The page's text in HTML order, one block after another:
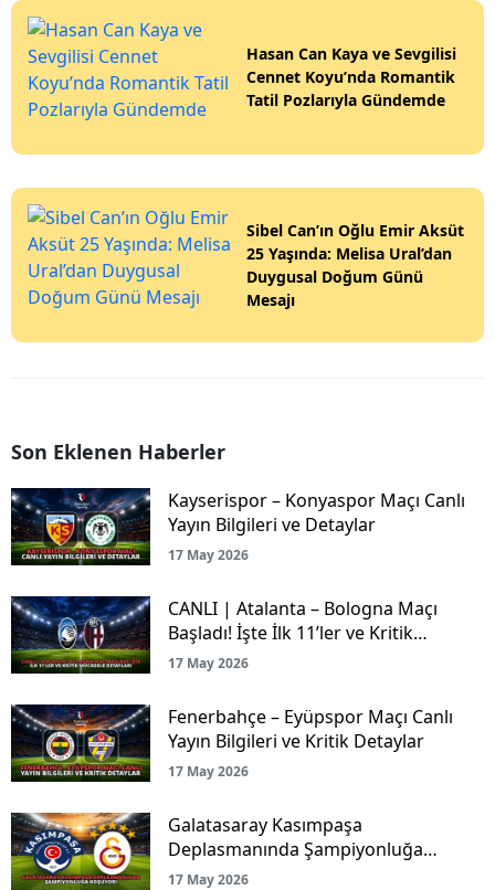
Hasan Can Kaya ve Sevgilisi
Cennet Koyu’nda Romantik
Tatil Pozlarıyla Gündemde
Sibel Can’ın Oğlu Emir Aksüt
25 Yaşında: Melisa Ural’dan
Duygusal Doğum Günü
Mesajı
Son Eklenen Haberler
Kayserispor – Konyaspor Maçı Canlı
Yayın Bilgileri ve Detaylar
17 May 2026
CANLI | Atalanta – Bologna Maçı
Başladı! İşte İlk 11’ler ve Kritik
Mücadele Detayları
17 May 2026
Fenerbahçe – Eyüpspor Maçı Canlı
Yayın Bilgileri ve Kritik Detaylar
17 May 2026
Galatasaray Kasımpaşa
Deplasmanında Şampiyonluğa
Koşuyor!
17 May 2026